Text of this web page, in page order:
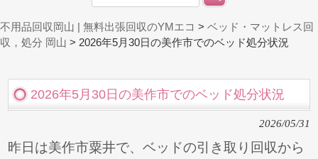
不用品回収岡山 | 無料出張回収のYMエコ > ベッド・マットレス回
収，処分 岡山 > 2026年5月30日の美作市でのベッド処分状況
2026年5月30日の美作市でのベッド処分状況
2026/05/31
昨日は美作市粟井で、ベッドの引き取り回収から